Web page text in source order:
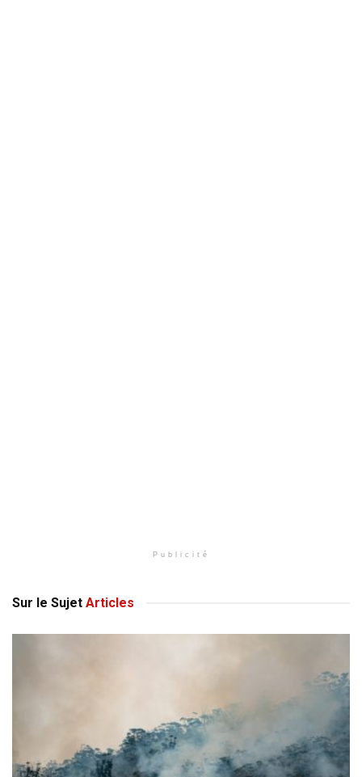
Publicité
Sur le Sujet Articles